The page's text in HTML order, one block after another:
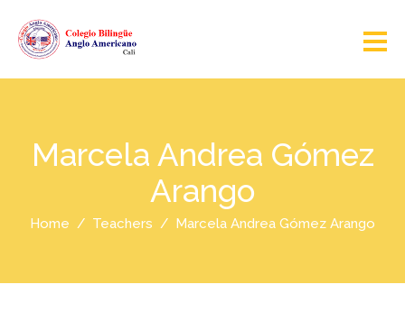
Marcela Andrea Gómez
Arango
Home Teachers Marcela Andrea Gómez Arango